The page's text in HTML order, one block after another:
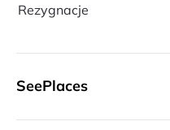
Rezygnacje
SeePlaces